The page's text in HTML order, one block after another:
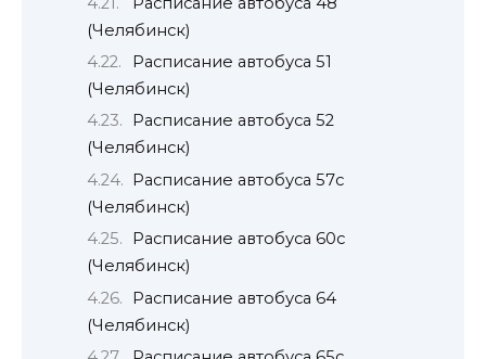
(Челябинск)
Расписание автобуса 51
(Челябинск)
Расписание автобуса 52
(Челябинск)
Расписание автобуса 57с
(Челябинск)
Расписание автобуса 60с
(Челябинск)
Расписание автобуса 64
(Челябинск)